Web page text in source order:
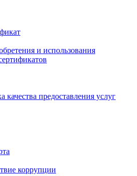
и использования
качества предоставления услуг
коррупции